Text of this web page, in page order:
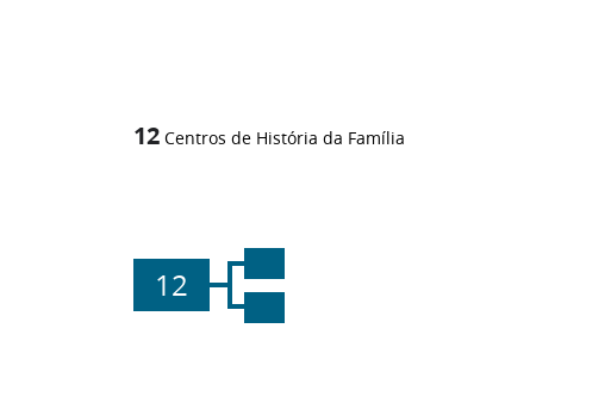
12 Centros de História da Família
12